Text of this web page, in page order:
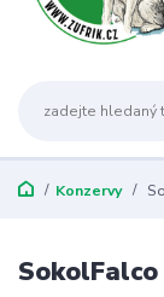
Konzervy